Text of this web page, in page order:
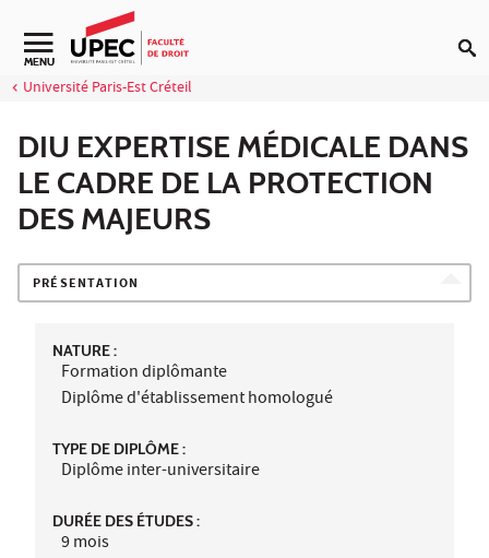
Aller au contenu
Navigation secondaire
MENU
Université Paris-Est Créteil
DIU EXPERTISE MÉDICALE DANS
LE CADRE DE LA PROTECTION
DES MAJEURS
PRÉSENTATION
NATURE :
Formation diplômante
Diplôme d'établissement homologué
TYPE DE DIPLÔME :
Diplôme inter-universitaire
DURÉE DES ÉTUDES :
9 mois